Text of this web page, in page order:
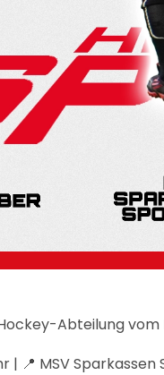
Abteilung
| 📍 MSV